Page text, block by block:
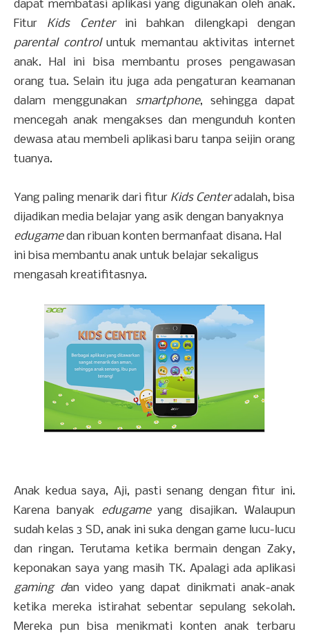
dapat membatasi aplikasi yang digunakan oleh anak.
Fitur Kids Centerini bahkan dilengkapi dengan
parental controluntuk memantau aktivitas internet
anak. Hal ini bisa membantu proses pengawasan
orang tua. Selain itu juga ada pengaturan keamanan
dalam menggunakan smartphone, sehingga dapat
mencegah anak mengakses dan mengunduh konten
dewasa atau membeli aplikasi baru tanpa seijin orang
tuanya.
Yang paling menarik dari fitur Kids Centeradalah, bisa
dijadikan media belajar yang asik dengan banyaknya
edugamedan ribuan konten bermanfaat disana. Hal
ini bisa membantu anak untuk belajar sekaligus
mengasah kreatifitasnya.
Anak kedua saya, Aji, pasti senang dengan fitur ini.
Karena banyakedugameyang disajikan. Walaupun
sudah kelas 3 SD, anak ini suka dengan game lucu-lucu
dan ringan. Terutama ketika bermain dengan Zaky,
keponakan saya yang masih TK. Apalagi ada aplikasi
gaming dan video yang dapat dinikmati anak-anak
ketika mereka istirahat sebentar sepulang sekolah.
Mereka pun bisa menikmati konten anak terbaru